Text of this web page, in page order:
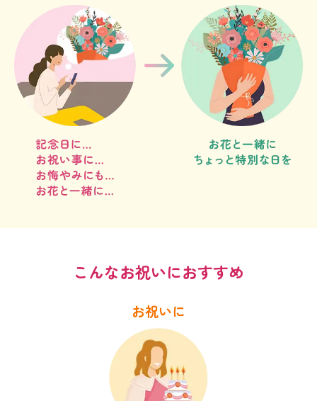
こんなお祝いにおすすめ
お祝いに